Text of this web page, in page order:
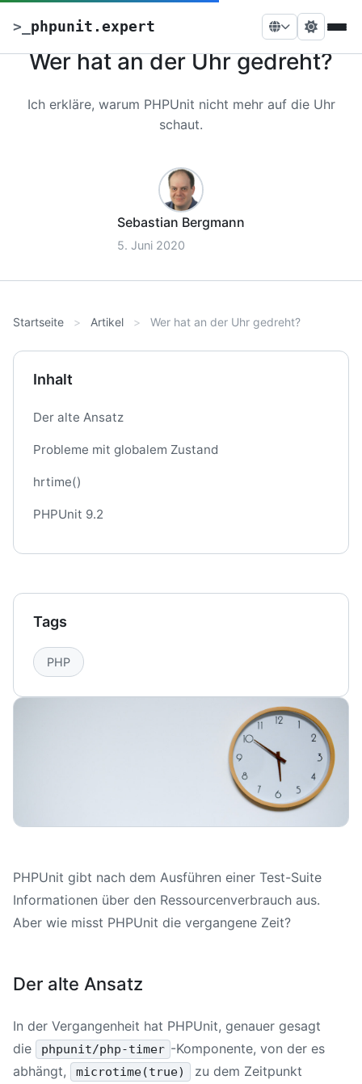
> phpunit.expert
Wer hat an der Uhr gedreht?
Ich erkläre, warum PHPUnit nicht mehr auf die Uhr
schaut.
Sebastian Bergmann
5. Juni 2020
Startseite Artikel Wer hat an der Uhr gedreht?
PHPUnit gibt nach dem Ausführen einer Test-Suite
Informationen über den Ressourcenverbrauch aus.
Aber wie misst PHPUnit die vergangene Zeit?
Der alte Ansatz
In der Vergangenheit hat PHPUnit, genauer gesagt
die
phpunit/php-timer -Komponente, von der es
abhängt,
microtime(true)
zu dem Zeitpunkt
Inhalt
Der alte Ansatz
Probleme mit globalem Zustand
hrtime()
PHPUnit 9.2
Tags
PHP